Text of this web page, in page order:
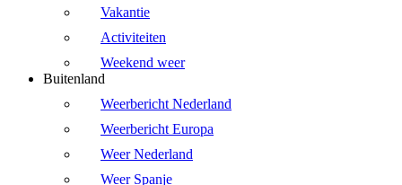
Vakantie
Activiteiten
Weekend weer
Buitenland
Weerbericht Nederland
Weerbericht Europa
Weer Nederland
Weer Spanje